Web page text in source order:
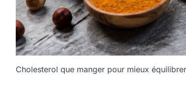
Cholesterol que manger pour mieux